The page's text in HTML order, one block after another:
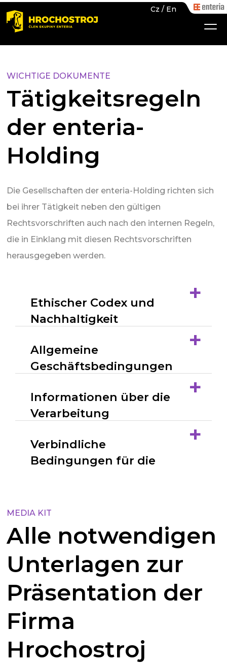
Cz / En
WICHTIGE DOKUMENTE
Tätigkeitsregeln
der enteria-
Holding
Die Gesellschaften der enteria-Holding richten sich
bei ihrer Tätigkeit neben den gültigen
Rechtsvorschriften auch nach den internen Regeln,
die in Einklang mit diesen Rechtsvorschriften
herausgegeben werden.
Ethischer Codex und
Nachhaltigkeit
+
Allgemeine
Geschäftsbedingungen
+
Informationen über die
Verarbeitung
Daten
+
Verbindliche
Bedingungen für die
+
MEDIA KIT
Alle notwendigen
Unterlagen zur
Präsentation der
Firma
Hrochostroj